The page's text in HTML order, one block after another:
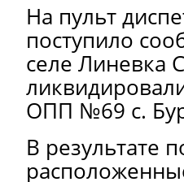
На пульт
поступило
селе Линевка
ОПП №69 с.
В результате